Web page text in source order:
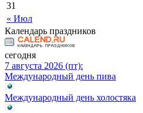
« Июл
31
Календарь праздников
сегодня
7 августа 2026 (пт):
Международный день пива
Международный день холостяка